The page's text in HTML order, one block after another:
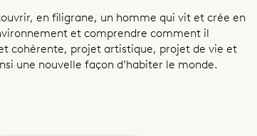
en filigrane, un homme qui vit et crée en
et comprendre comment il
cohérente, projet artistique, projet de vie et
une nouvelle façon d’habiter le monde.